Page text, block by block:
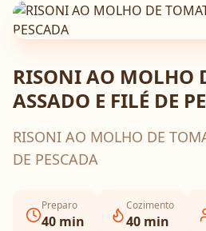
RISONI AO MOLHO
ASSADO E FILÉ DE
RISONI AO MOLHO DE
DE PESCADA
Preparo
40 min
Cozimento
40 min